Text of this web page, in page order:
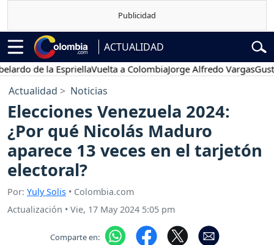
ACTUALIDAD
de la EspriellaVuelta a ColombiaJorge Alfredo VargasGustavo
Actualidad Noticias
Elecciones Venezuela 2024:
¿Por qué Nicolás Maduro
aparece 13 veces en el tarjetón
electoral?
Por: Yuly Solis • Colombia.com
Actualización • Vie, 17 May 2024 5:05 pm
Comparte en: